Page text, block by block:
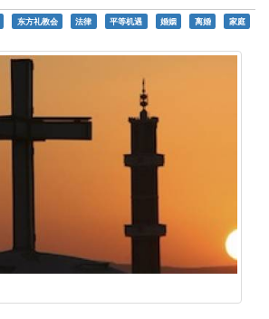
东方礼教会 法律 平等机遇 婚姻 离婚 家庭